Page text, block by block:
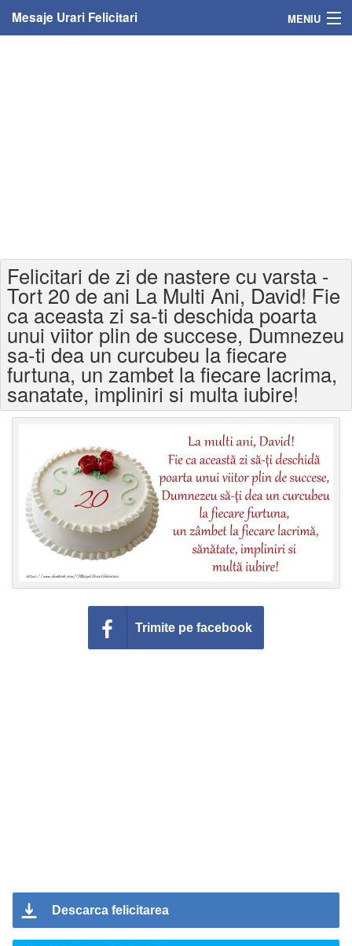
Mesaje Urari Felicitari MENIU
Felicitari varsta
Felicitari zilele anului
Felicitari zile saptamana
Felicitari muzicale
Felicitari animate
Invitatii personalizate
Conecteaza-te
Felicitari de zi de nastere cu varsta -
Tort 20 de ani La Multi Ani, David! Fie
ca aceasta zi sa-ti deschida poarta
unui viitor plin de succese, Dumnezeu
sa-ti dea un curcubeu la fiecare
furtuna, un zambet la fiecare lacrima,
sanatate, impliniri si multa iubire!
Trimite pe facebook
Descarca felicitarea